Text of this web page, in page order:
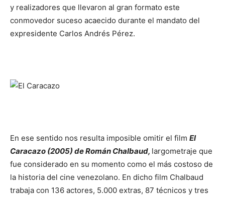
y realizadores que llevaron al gran formato este
conmovedor suceso acaecido durante el mandato del
expresidente Carlos Andrés Pérez.
En ese sentido nos resulta imposible omitir el film El
Caracazo (2005) de Román Chalbaud, largometraje que
fue considerado en su momento como el más costoso de
la historia del cine venezolano. En dicho film Chalbaud
trabaja con 136 actores, 5.000 extras, 87 técnicos y tres